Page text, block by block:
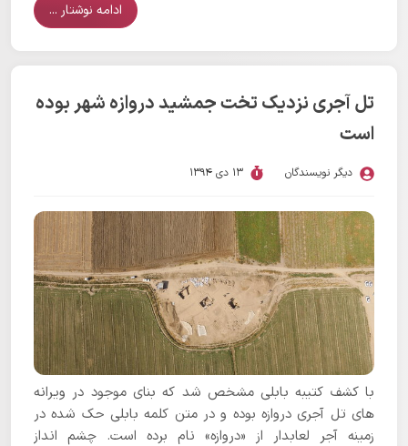
ادامه نوشتار ...
تل آجری نزدیک تخت جمشید دروازه شهر بوده
است
دیگر نویسندگان 13 دی 1394
با کشف کتیبه بابلی مشخص شد که بنای موجود در ویرانه
های تل آجری دروازه بوده و در متن کلمه بابلی حک شده در
زمینه آجر لعابدار از «دروازه» نام برده است. چشم انداز